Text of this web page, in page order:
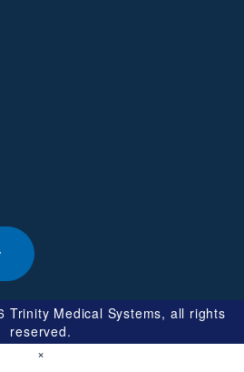
Trinity Medical Systems, all rights
reserved.
×